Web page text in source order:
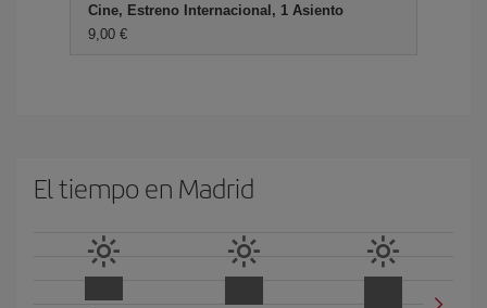
Cine, Estreno Internacional, 1 Asiento
9,00 €
El tiempo en Madrid